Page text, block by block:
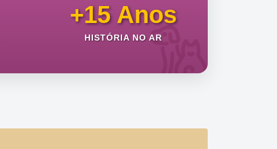
+15 Anos
HISTÓRIA NO AR